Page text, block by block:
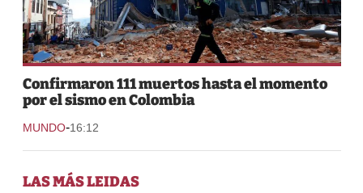
Confirmaron 111 muertos hasta el momento
por el sismo en Colombia
MUNDO-16:12
LAS MÁS LEIDAS